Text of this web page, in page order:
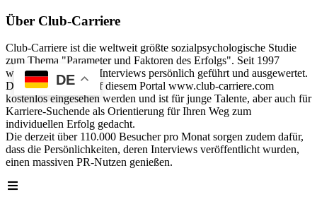
DE
Über Club-Carriere
Club-Carriere ist die weltweit größte sozialpsychologische Studie
zum Thema "Parameter und Faktoren des Erfolgs". Seit 1997
wurden über 40.000 Interviews persönlich geführt und ausgewertet.
Die Analyse kann auf diesem Portal www.club-carriere.com
kostenlos eingesehen werden und ist für junge Talente, aber auch für
Karriere-Suchende als Orientierung für Ihren Weg zum
individuellen Erfolg gedacht.
Die derzeit über 110.000 Besucher pro Monat sorgen zudem dafür,
dass die Persönlichkeiten, deren Interviews veröffentlicht wurden,
einen massiven PR-Nutzen genießen.